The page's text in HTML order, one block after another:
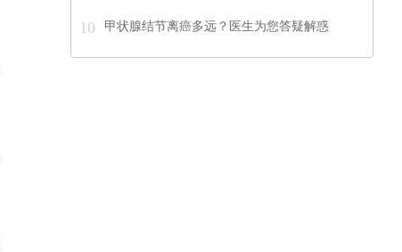
10 甲状腺结节离癌多远？医生为您答疑解惑